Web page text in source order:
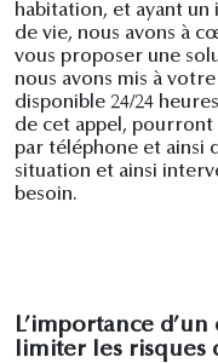
habitation, et ayant
de vie, nous avons à
vous proposer une
nous avons mis à
disponible 24/24
de cet appel,
par téléphone et ainsi
situation et ainsi
besoin.
L’importance
limiter les risques